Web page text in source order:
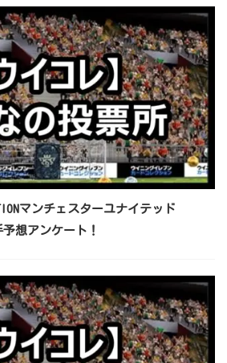
マンチェスターユナイテッド
想アンケート！